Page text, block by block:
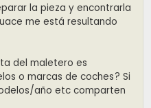
la pieza y encontrarla
me está resultando
del maletero es
o marcas de coches? Si
año etc comparten